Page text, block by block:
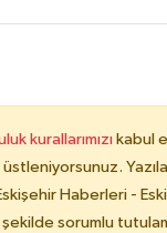
kurallarımızı kabul
Haberleri -
sorumlu